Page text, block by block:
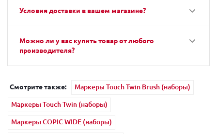
Условия доставки в вашем магазине?
Можно ли у вас купить товар от любого
производителя?
Смотрите также:
Маркеры Touch Twin Brush (наборы)
Маркеры Touch Twin (наборы)
Маркеры COPIC WIDE (наборы)